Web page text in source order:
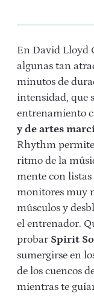
En David Lloyd
algunas tan
minutos de
intensidad, que
entrenamiento
y de artes
Rhythm
ritmo de la
mente con
monitores muy
músculos y
el entrenador.
probar Spirit
sumergirse en
de los cuencos
mientras te